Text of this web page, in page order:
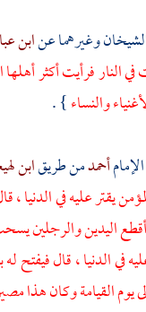
وغيرهما عنابن
النار فرأيت أكثر أهلها
والنساء} .
أحمدمن طريقابن
يقتر عليه في الدنيا ،
اليدين والرجلين
في الدنيا ، قال فيفتح
يوم القيامة وكان هذا